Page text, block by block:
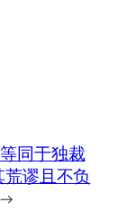
同于独裁
荒谬且不负
→